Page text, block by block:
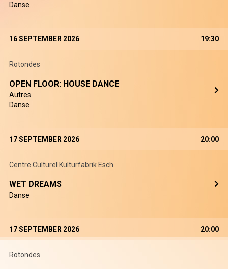
Danse
16 SEPTEMBER 2026 19:30
Rotondes
OPEN FLOOR: HOUSE DANCE
Autres
Danse
17 SEPTEMBER 2026 20:00
Centre Culturel Kulturfabrik Esch
WET DREAMS
Danse
17 SEPTEMBER 2026 20:00
Rotondes